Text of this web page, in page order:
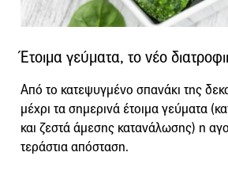
Έτοιμα γεύματα, το νέο
Από το κατεψυγμένο σπανάκι της
μέχρι τα σημερινά έτοιμα γεύματα
και ζεστά άμεσης κατανάλωσης) η
τεράστια απόσταση.